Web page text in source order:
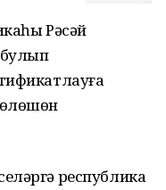
Рәсәй
булып
республика